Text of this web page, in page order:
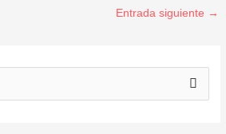
Entrada siguiente →